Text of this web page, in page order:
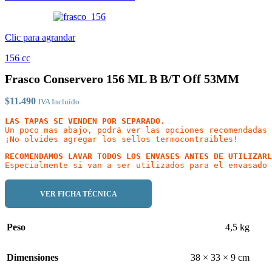
Clic para agrandar
156 cc
Frasco Conservero 156 ML B B/T Off 53MM
$11.490 IVA Incluido
LAS TAPAS SE VENDEN POR SEPARADO.
Un poco mas abajo, podrá ver las opciones recomendadas
¡No olvides agregar los sellos termocontraibles!
RECOMENDAMOS LAVAR TODOS LOS ENVASES ANTES DE
VER FICHA TÉCNICA
Peso 4,5 kg
Dimensiones 38 × 33 × 9 cm